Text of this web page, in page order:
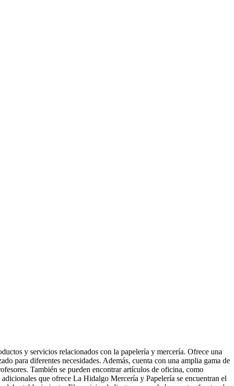
y servicios relacionados con la papelería y mercería. Ofrece una
para diferentes necesidades. Además, cuenta con una amplia gama de
También se pueden encontrar artículos de oficina, como
que ofrece La Hidalgo Mercería y Papelería se encuentran el